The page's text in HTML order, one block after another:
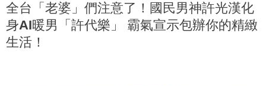
全台「老婆」們注意了！國民男神許光漢化
身AI暖男「許代樂」 霸氣宣示包辦你的精緻
生活！